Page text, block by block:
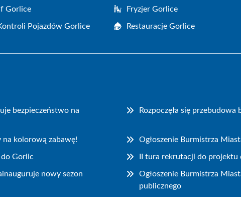
Gorlice Fryzjer Gorlice
Pojazdów Gorlice Restauracje Gorlice
bezpieczeństwo na
Rozpoczęła się
kolorową zabawę! Ogłoszenie Burmistrza
Gorlic II tura rekrutacji do
nowy sezon
Ogłoszenie Burmistrza
publicznego